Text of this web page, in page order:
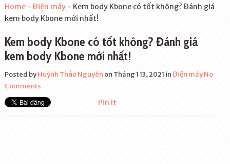
Home- Điện máy- Kem body Kbone có tốt không? Đánh giá
kem body Kbone mới nhất!
Kem body Kbone có tốt không? Đánh giá
kem body Kbone mới nhất!
Posted byHuỳnh Thảo Nguyên on Tháng 1 13, 2021 inĐiện máyNo
Comments
Pin It